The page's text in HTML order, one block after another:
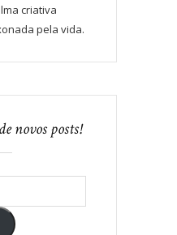
criativa
pela vida.
novos posts!